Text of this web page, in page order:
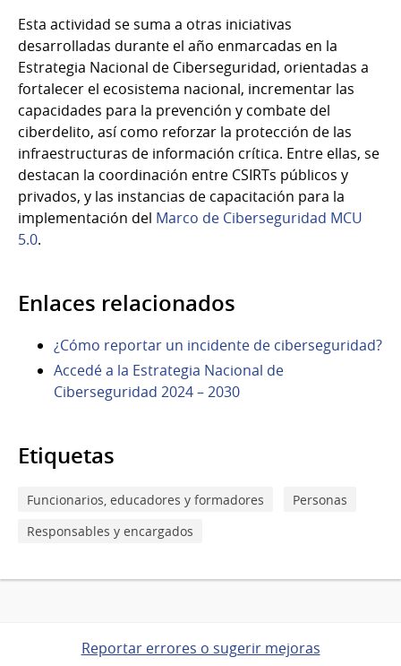
Esta actividad se suma a otras iniciativas
desarrolladas durante el año enmarcadas en la
Estrategia Nacional de Ciberseguridad, orientadas a
fortalecer el ecosistema nacional, incrementar las
capacidades para la prevención y combate del
ciberdelito, así como reforzar la protección de las
infraestructuras de información crítica. Entre ellas, se
destacan la coordinación entre CSIRTs públicos y
privados, y las instancias de capacitación para la
implementación del Marco de Ciberseguridad MCU
5.0.
Enlaces relacionados
¿Cómo reportar un incidente de ciberseguridad?
Accedé a la Estrategia Nacional de
Ciberseguridad 2024 – 2030
Etiquetas
Funcionarios, educadores y formadores
Personas
Responsables y encargados
Reportar errores o sugerir mejoras